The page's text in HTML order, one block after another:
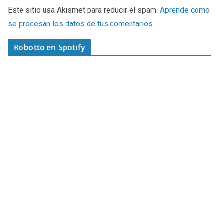
Este sitio usa Akismet para reducir el spam. Aprende cómo
se procesan los datos de tus comentarios.
Robotto en Spotify